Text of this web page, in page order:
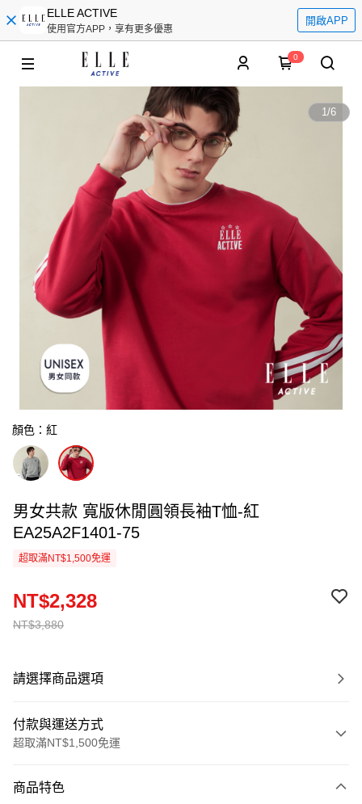
ELLE ACTIVE
使用官方APP，享有更多優惠
開啟APP
0
1/6
顏色：紅
男女共款 寬版休閒圓領長袖T恤-紅
EA25A2F1401-75
超取滿NT$1,500免運
NT$3,880
NT$2,328
請選擇商品選項
付款與運送方式
超取滿NT$1,500免運
信用卡一次付款
商品特色